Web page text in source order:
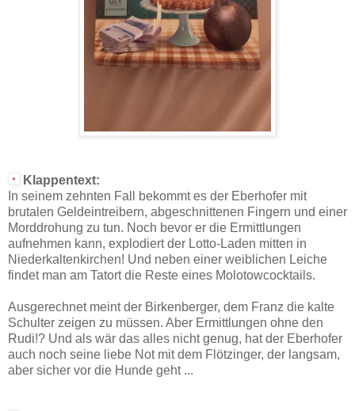
Klappentext:
In seinem zehnten Fall bekommt es der Eberhofer mit
brutalen Geldeintreibern, abgeschnittenen Fingern und einer
Morddrohung zu tun. Noch bevor er die Ermittlungen
aufnehmen kann, explodiert der Lotto-Laden mitten in
Niederkaltenkirchen! Und neben einer weiblichen Leiche
findet man am Tatort die Reste eines Molotowcocktails.
Ausgerechnet meint der Birkenberger, dem Franz die kalte
Schulter zeigen zu müssen. Aber Ermittlungen ohne den
Rudi!? Und als wär das alles nicht genug, hat der Eberhofer
auch noch seine liebe Not mit dem Flötzinger, der langsam,
aber sicher vor die Hunde geht ...